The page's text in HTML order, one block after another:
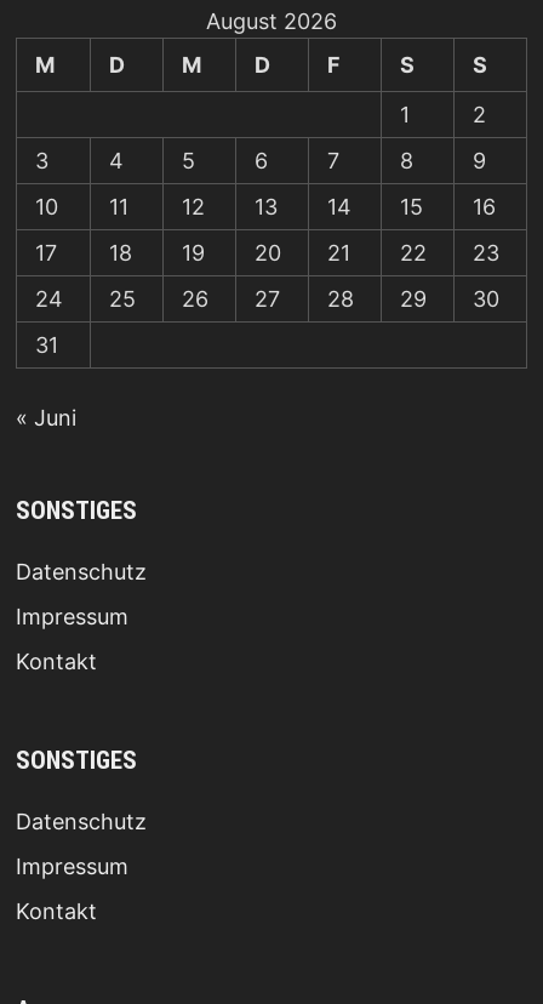
August 2026
M
D M D F S
S
1
2
3
4 5 6 7 8
9
10
11 12 13 14 15
16
17
18 19 20 21 22
23
24
25 26 27 28 29
30
31
« Juni
SONSTIGES
Datenschutz
Impressum
Kontakt
SONSTIGES
Datenschutz
Impressum
Kontakt